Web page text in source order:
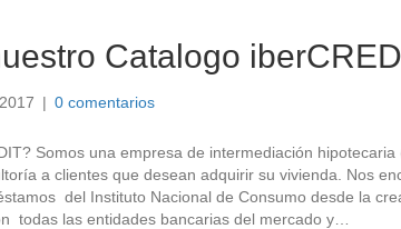
Catalogo
| 0 comentarios
Somos una empresa de intermediación
a clientes que desean adquirir su vivienda. Nos
del Instituto Nacional de Consumo desde la
todas las entidades bancarias del mercado y…